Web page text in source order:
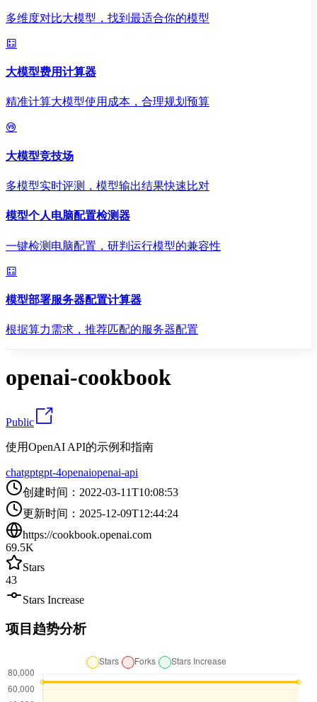
多维度对比大模型，找到最适合你的模型
大模型费用计算器
精准计算大模型使用成本，合理规划预算
大模型竞技场
多模型实时评测，模型输出结果快速比对
模型个人电脑配置检测器
一键检测电脑配置，研判运行模型的兼容性
模型部署服务器配置计算器
根据算力需求，推荐匹配的服务器配置
openai-cookbook
Public
使用OpenAI API的示例和指南
chatgptgpt-4openaiopenai-api
创建时间 ： 2022-03-11T10:08:53
更新时间 ： 2025-12-09T12:44:24
https://cookbook.openai.com
69.5K
Stars
43
Stars Increase
项目趋势分析